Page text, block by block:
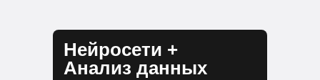
Нейросети +
Анализ данных